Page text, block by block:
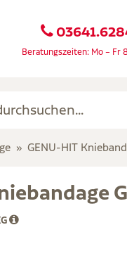
Beratungszeiten: Mo – Fr
GENU-HIT